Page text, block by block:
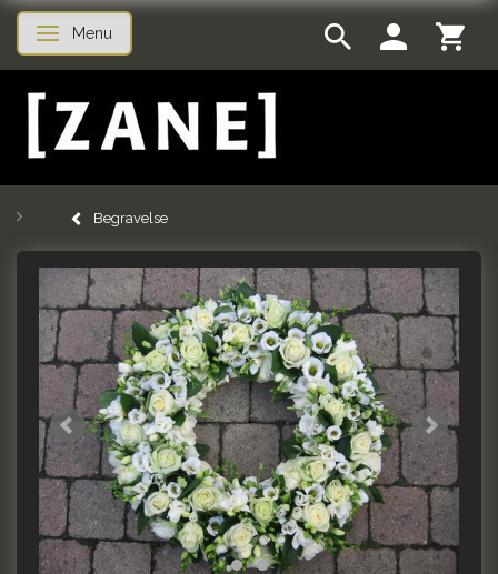
Toggle navigation
Menu
Begravelse